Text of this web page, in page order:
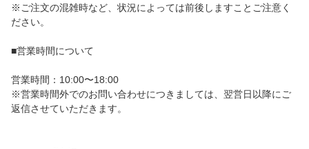
※ご注文の混雑時など、状況によっては前後しますことご注意く
ださい。
■営業時間について
営業時間：10:00〜18:00
※営業時間外でのお問い合わせにつきましては、翌営日以降にご
返信させていただきます。